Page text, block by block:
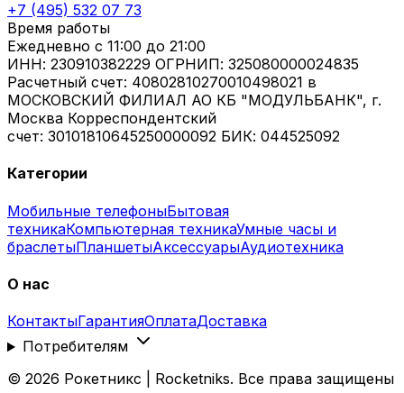
+7 (495) 532 07 73
Время работы
Ежедневно с 11:00 до 21:00
ИНН: 230910382229 ОГРНИП: 325080000024835
Расчетный счет: 40802810270010498021 в
МОСКОВСКИЙ ФИЛИАЛ АО КБ "МОДУЛЬБАНК", г.
Москва Корреспондентский
счет: 30101810645250000092 БИК: 044525092
Категории
Мобильные телефоныБытовая
техникаКомпьютерная техникаУмные часы и
браслетыПланшетыАксессуарыАудиотехника
О нас
КонтактыГарантияОплатаДоставка
Потребителям
© 2026 Рокетникс | Rocketniks. Все права защищены